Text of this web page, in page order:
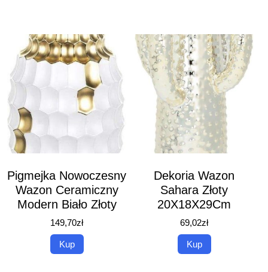
Pigmejka Nowoczesny
Wazon Ceramiczny
Modern Biało Złoty
149,70zł
Kup
Dekoria Wazon
Sahara Złoty
20X18X29Cm
69,02zł
Kup